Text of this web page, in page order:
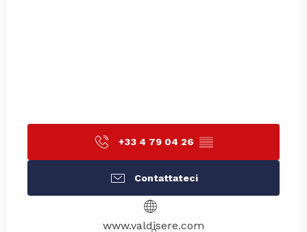
+33 4 79 04 26 ▒▒
Contattateci
www.valdisere.com